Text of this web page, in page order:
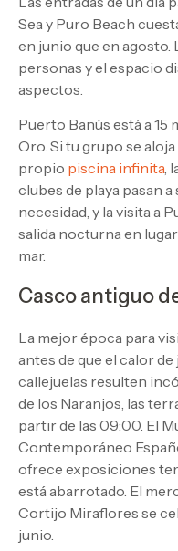
Sea y Puro Beach
en junio que en
personas y el espacio
aspectos.
Puerto Banús está a 15
Oro. Si tu grupo se
propio piscina infinita,
clubes de playa pasan
necesidad, y la visita a
salida nocturna en
mar.
Casco antiguo
La mejor época para
antes de que el calor
callejuelas resulten
de los Naranjos, las
partir de las 09:00. El
Contemporáneo
ofrece exposiciones
está abarrotado. El
Cortijo Miraflores se
junio.